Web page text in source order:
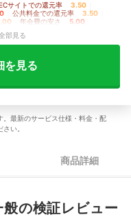
サイトでの還元率 3.50
公共料金での還元率 3.50
年会費の安さ
5.00
部見る
を見る
最新のサービス仕様・料金・配
い。
商品詳細
の検証レビュー